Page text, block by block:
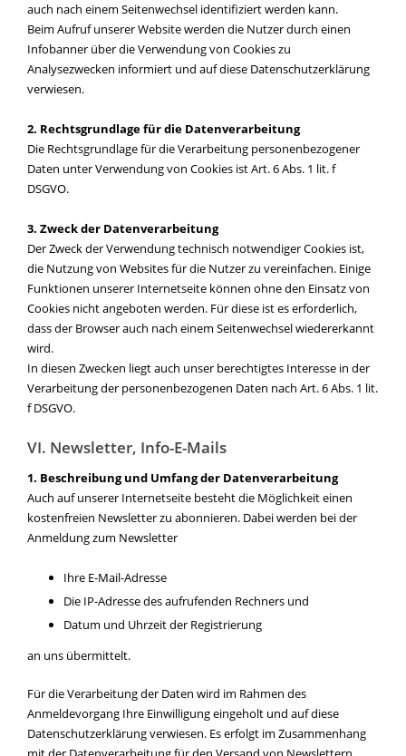
auch nach einem Seitenwechsel identifiziert werden kann.
Beim Aufruf unserer Website werden die Nutzer durch einen
Infobanner über die Verwendung von Cookies zu
Analysezwecken informiert und auf diese Datenschutzerklärung
verwiesen.
2. Rechtsgrundlage für die Datenverarbeitung
Die Rechtsgrundlage für die Verarbeitung personenbezogener
Daten unter Verwendung von Cookies ist Art. 6 Abs. 1 lit. f
DSGVO.
3. Zweck der Datenverarbeitung
Der Zweck der Verwendung technisch notwendiger Cookies ist,
die Nutzung von Websites für die Nutzer zu vereinfachen. Einige
Funktionen unserer Internetseite können ohne den Einsatz von
Cookies nicht angeboten werden. Für diese ist es erforderlich,
dass der Browser auch nach einem Seitenwechsel wiedererkannt
wird.
In diesen Zwecken liegt auch unser berechtigtes Interesse in der
Verarbeitung der personenbezogenen Daten nach Art. 6 Abs. 1 lit.
f DSGVO.
VI. Newsletter, Info-E-Mails
1. Beschreibung und Umfang der Datenverarbeitung
Auch auf unserer Internetseite besteht die Möglichkeit einen
kostenfreien Newsletter zu abonnieren. Dabei werden bei der
Anmeldung zum Newsletter
Ihre E-Mail-Adresse
Die IP-Adresse des aufrufenden Rechners und
Datum und Uhrzeit der Registrierung
an uns übermittelt.
Für die Verarbeitung der Daten wird im Rahmen des
Anmeldevorgang Ihre Einwilligung eingeholt und auf diese
Datenschutzerklärung verwiesen. Es erfolgt im Zusammenhang